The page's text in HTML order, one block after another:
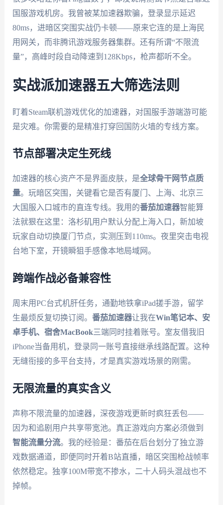
国服游戏机房。我曾被某加速器欺骗，登录显示延迟
80ms，进暗区突围实战仍卡顿——原来它连的是上海民
用网关，而非腾讯游戏服务器集群。还有所谓“不限流
量”，高峰时段自动降速到128Kbps，枪声都听不全。
实战派加速器五大筛选法则
盯着Steam联机游戏优化的加速器，对国服手游端游可能
是灾难。你需要的是精准打穿回国防火墙的专线方案。
节点部署决定生死线
加速器的核心资产不是界面皮肤，是全球骨干网节点质
量。玩暗区突围，关键看它是否有厦门、上海、北京三
大国服入口城市的直连专线。我用的番茄加速器智能算
法就狠在这里：洛杉矶用户默认分配上海入口，新加坡
玩家自动切换厦门节点，实测压到110ms。夜里突击电视
台地下室，开镜瞬狙手感像本地局域网。
跨端作战必备兼容性
周末用PC台式机肝任务，通勤地铁拿iPad搓手游，留学
生最烦反复切换订阅。 番茄加速器让我在Win笔记本、安
卓手机、宿舍MacBook三端同时挂着账号。室友借我旧
iPhone当备用机，登录同一账号直接继承线路配置。这种
无缝衔接的多平台支持，才是真实游戏场景的刚需。
无限流量的真实含义
声称不限流量的加速器，深夜游戏更新时疯狂丢包——
因为和追剧用户共享带宽池。真正游戏向方案必须做到
智能流量分流。我的经验是：番茄在后台划分了独立游
戏数据通道，即便同时开着B站直播，暗区突围枪战帧率
依然稳定。独享100M带宽不掺水，二十人码头混战也不
掉帧。